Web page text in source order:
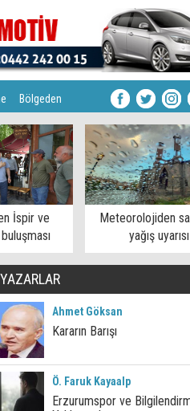
Bölgeden
İspir ve
Meteorolojiden
yağış uyarısı
YAZARLAR
Ahmet Göksan
Kararın Barışı
Ö. Faruk Kayaalp
Erzurumspor ve